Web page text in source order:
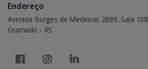
Endereço
Avenida Borges de Medeiros 2889, Sala 108
Gramado - RS